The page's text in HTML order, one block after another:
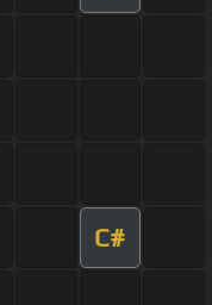
C#